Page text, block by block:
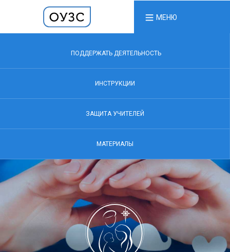
МЕНЮ
ПОДДЕРЖАТЬ ДЕЯТЕЛЬНОСТЬ
ИНСТРУКЦИИ
ЗАЩИТА УЧИТЕЛЕЙ
МАТЕРИАЛЫ